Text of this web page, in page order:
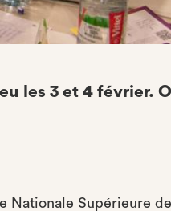
les 3 et 4 février.
Nationale Supérieure